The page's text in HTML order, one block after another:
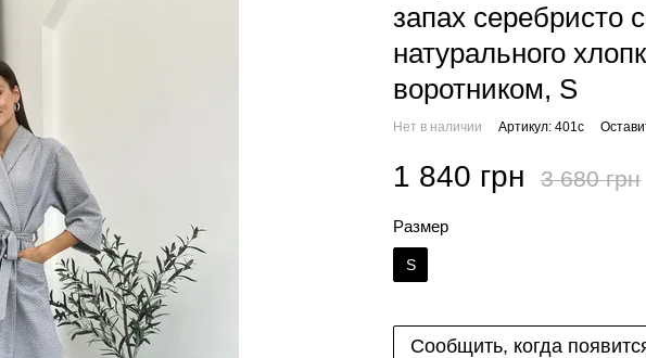
запах серебристо
натурального
воротником, S
Нет в наличии Артикул: 401c
1 840 грн 3 680 грн
Размер
S
Сообщить, когда